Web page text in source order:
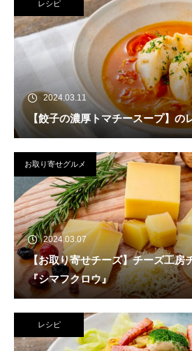
レシピ
2024.03.11
【餃子の濃厚トマチースープ】の
お取り寄せグルメ
2024.03.07
【お取り寄せチーズ】チーズ工房
『シマフクロウ』
レシピ